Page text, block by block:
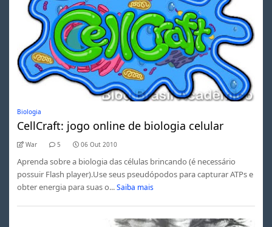
Biologia
CellCraft: jogo online de biologia celular
War 5 06 Out 2010
Aprenda sobre a biologia das células brincando (é necessário
possuir Flash player).Use seus pseudópodos para capturar ATPs e
obter energia para suas o... Saiba mais